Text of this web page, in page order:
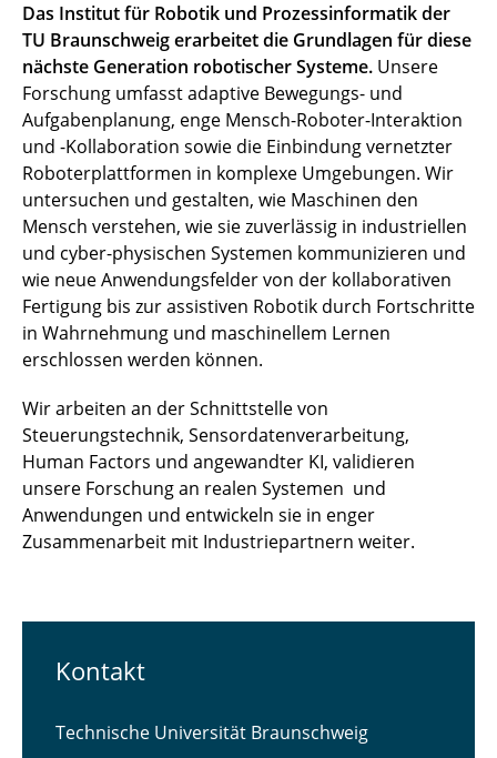
Das Institut für Robotik und Prozessinformatik der
TU Braunschweig erarbeitet die Grundlagen für diese
nächste Generation robotischer Systeme. Unsere
Forschung umfasst adaptive Bewegungs- und
Aufgabenplanung, enge Mensch-Roboter-Interaktion
und -Kollaboration sowie die Einbindung vernetzter
Roboterplattformen in komplexe Umgebungen. Wir
untersuchen und gestalten, wie Maschinen den
Mensch verstehen, wie sie zuverlässig in industriellen
und cyber-physischen Systemen kommunizieren und
wie neue Anwendungsfelder von der kollaborativen
Fertigung bis zur assistiven Robotik durch Fortschritte
in Wahrnehmung und maschinellem Lernen
erschlossen werden können.
Wir arbeiten an der Schnittstelle von
Steuerungstechnik, Sensordatenverarbeitung,
Human Factors und angewandter KI, validieren
unsere Forschung an realen Systemen und
Anwendungen und entwickeln sie in enger
Zusammenarbeit mit Industriepartnern weiter.
Kontakt
Technische Universität Braunschweig